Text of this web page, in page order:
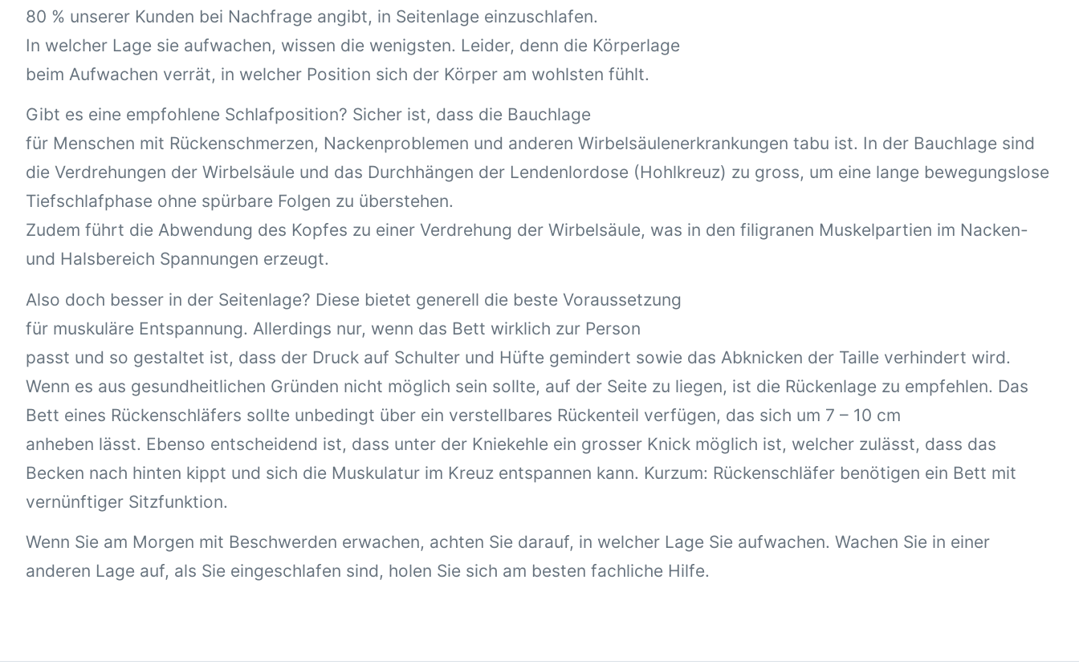
80 % unserer Kunden bei Nachfrage angibt, in Seitenlage einzuschlafen.
In welcher Lage sie aufwachen, wissen die wenigsten. Leider, denn die Körperlage
beim Aufwachen verrät, in welcher Position sich der Körper am wohlsten fühlt.
Gibt es eine empfohlene Schlafposition? Sicher ist, dass die Bauchlage
für Menschen mit Rückenschmerzen, Nackenproblemen und anderen Wirbelsäulenerkrankungen tabu ist. In der Bauchlage sind
die Verdrehungen der Wirbelsäule und das Durchhängen der Lendenlordose (Hohlkreuz) zu gross, um eine lange bewegungslose
Tiefschlafphase ohne spürbare Folgen zu überstehen.
Zudem führt die Abwendung des Kopfes zu einer Verdrehung der Wirbelsäule, was in den filigranen Muskelpartien im Nacken-
und Halsbereich Spannungen erzeugt.
Also doch besser in der Seitenlage? Diese bietet generell die beste Voraussetzung
für muskuläre Entspannung. Allerdings nur, wenn das Bett wirklich zur Person
passt und so gestaltet ist, dass der Druck auf Schulter und Hüfte gemindert sowie das Abknicken der Taille verhindert wird.
Wenn es aus gesundheitlichen Gründen nicht möglich sein sollte, auf der Seite zu liegen, ist die Rückenlage zu empfehlen. Das
Bett eines Rückenschläfers sollte unbedingt über ein verstellbares Rückenteil verfügen, das sich um 7 – 10 cm
anheben lässt. Ebenso entscheidend ist, dass unter der Kniekehle ein grosser Knick möglich ist, welcher zulässt, dass das
Becken nach hinten kippt und sich die Muskulatur im Kreuz entspannen kann. Kurzum: Rückenschläfer benötigen ein Bett mit
vernünftiger Sitzfunktion.
Wenn Sie am Morgen mit Beschwerden erwachen, achten Sie darauf, in welcher Lage Sie aufwachen. Wachen Sie in einer
anderen Lage auf, als Sie eingeschlafen sind, holen Sie sich am besten fachliche Hilfe.